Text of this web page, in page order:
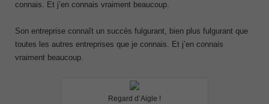
connais. Et j’en connais vraiment beaucoup.
Son entreprise connaît un succès fulgurant, bien plus fulgurant que
toutes les autres entreprises que je connais. Et j’en connais
vraiment beaucoup.
Regard d’Aigle !